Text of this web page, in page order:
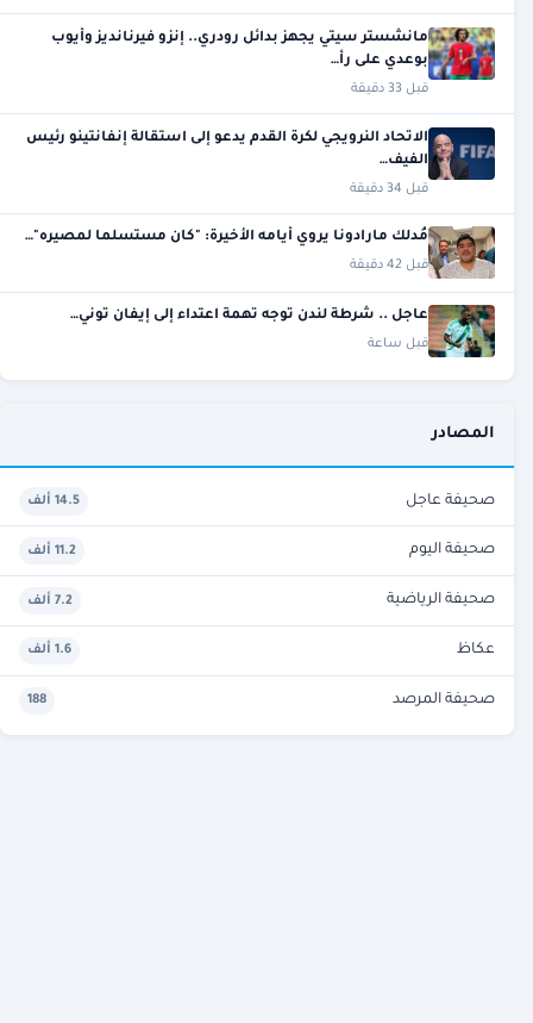
مانشستر سيتي يجهز بدائل رودري.. إنزو فيرنانديز وأيوب
بوعدي على رأ…
قبل 33 دقيقة
الاتحاد النرويجي لكرة القدم يدعو إلى استقالة إنفانتينو رئيس
الفيف…
قبل 34 دقيقة
مُدلك مارادونا يروي أيامه الأخيرة: "كان مستسلما لمصيره"…
قبل 42 دقيقة
عاجل .. شرطة لندن توجه تهمة اعتداء إلى إيفان توني…
قبل ساعة
المصادر
صحيفة عاجل 14.5 ألف
صحيفة اليوم 11.2 ألف
صحيفة الرياضية 7.2 ألف
عكاظ 1.6 ألف
صحيفة المرصد 188